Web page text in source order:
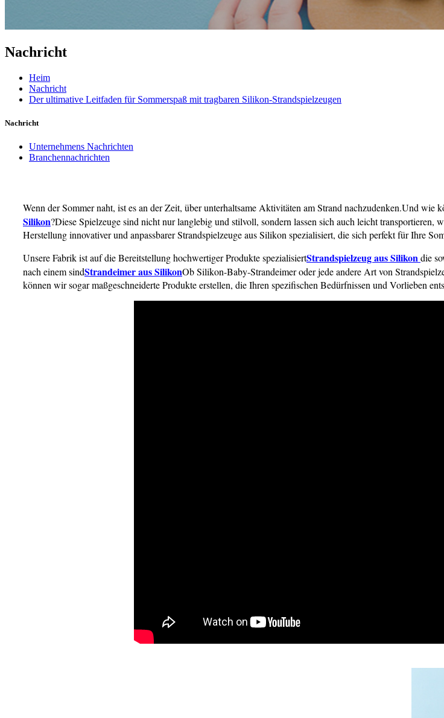
Nachricht
Heim
Nachricht
Der ultimative Leitfaden für Sommerspaß mit tragbaren Silikon-Strandspielzeugen
Nachricht
Unternehmens Nachrichten
Branchennachrichten
Wenn der Sommer naht, ist es an der Zeit, über unterhaltsame Aktivitäten am Strand nachzudenken.Und wie
Silikon?Diese Spielzeuge sind nicht nur langlebig und stilvoll, sondern lassen sich auch leicht
Herstellung innovativer und anpassbarer Strandspielzeuge aus Silikon spezialisiert, die sich perfekt für Ihre
Unsere Fabrik ist auf die Bereitstellung hochwertiger Produkte spezialisiertStrandspielzeug aus Silikondie
nach einem sindStrandeimer aus SilikonOb Silikon-Baby-Strandeimer oder jede andere Art von
können wir sogar maßgeschneiderte Produkte erstellen, die Ihren spezifischen Bedürfnissen und Vorlieben